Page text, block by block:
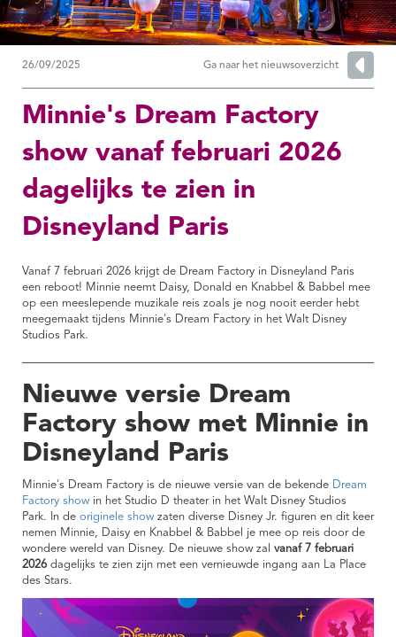
26/09/2025 Ga naar het nieuwsoverzicht
Minnie's Dream Factory
show vanaf februari 2026
dagelijks te zien in
Disneyland Paris
Vanaf 7 februari 2026 krijgt de Dream Factory in Disneyland Paris
een reboot! Minnie neemt Daisy, Donald en Knabbel & Babbel mee
op een meeslepende muzikale reis zoals je nog nooit eerder hebt
meegemaakt tijdens Minnie's Dream Factory in het Walt Disney
Studios Park.
Nieuwe versie Dream
Factory show met Minnie in
Disneyland Paris
Minnie's Dream Factory is de nieuwe versie van de bekende Dream
Factory show in het Studio D theater in het Walt Disney Studios
Park. In de originele show zaten diverse Disney Jr. figuren en dit keer
nemen Minnie, Daisy en Knabbel & Babbel je mee op reis door de
wondere wereld van Disney. De nieuwe show zal vanaf 7 februari
2026 dagelijks te zien zijn met een vernieuwde ingang aan La Place
des Stars.